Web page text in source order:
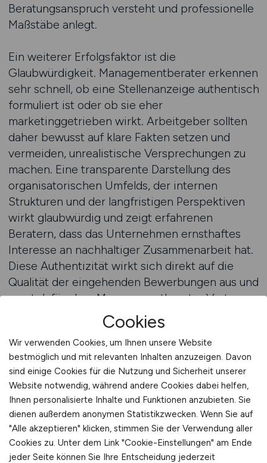
Beratungsanspruch versteht und professionelle
Maßstäbe anlegt.
Ein weiterer Erfolgsfaktor ist die
Glaubwürdigkeit. Managementberater erkennen
sehr schnell, ob eine Stellenanzeige authentisch
formuliert ist oder ob sie eher
marketinggetrieben wirkt. Arbeitgeber sollten
daher bewusst auf klare Fakten setzen und
vermeiden, unrealistische Versprechungen zu
machen. Eine transparente Darstellung des
organisatorischen Umfelds, der internen
Strukturen und der langfristigen Perspektiven
wirkt glaubwürdig und zeigt erfahrenen
Beratern, dass das Unternehmen ernsthaftes
Interesse an nachhaltiger Zusammenarbeit hat.
Diese Authentizität wirkt sich direkt auf die
Qualität der eingehenden Bewerbungen aus und
sorgt dafür, dass Managementberater Vertrauen
in die dargestellte Position entwickeln.
Stellenanzeigen auf BERATER.JOBS schalten
Beratung für optimale
Veröffentlichung
Eine optimale Veröffentlichung einer
Stellenanzeige für Managementberater entsteht
durch ein Zusammenspiel verschiedener
Cookies
Wir verwenden Cookies, um Ihnen unsere Website
bestmöglich und mit relevanten Inhalten anzuzeigen. Davon
sind einige Cookies für die Nutzung und Sicherheit unserer
Website notwendig, während andere Cookies dabei helfen,
Ihnen personalisierte Inhalte und Funktionen anzubieten. Sie
dienen außerdem anonymen Statistikzwecken. Wenn Sie auf
"Alle akzeptieren" klicken, stimmen Sie der Verwendung aller
Cookies zu. Unter dem Link "Cookie-Einstellungen" am Ende
jeder Seite können Sie Ihre Entscheidung jederzeit